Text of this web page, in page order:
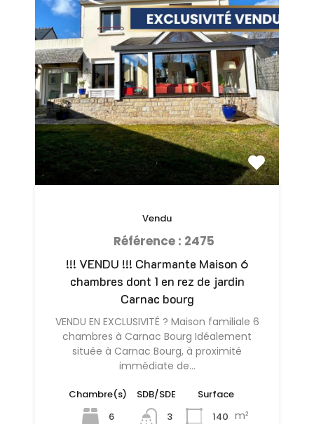
!!! VENDU !!! Charmante Maison 6
chambres dont 1 en rez de jardin
Carnac bourg
VENDU EN EXCLUSIVITÉ ? Maison familiale 6
chambres à Carnac Bourg Idéalement
située à Carnac Bourg, à proximité
immédiate de…
Chambre(s)
6
SDB/SDE
3
Surface
140 m²
Vendu
Référence : 2475